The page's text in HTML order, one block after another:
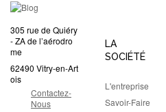
305 rue de Quiéry
- ZA de l’aérodro
me
62490 Vitry-en-Art
ois
Contactez-
Nous
LA
SOCIÉTÉ
L'entreprise
Savoir-Faire